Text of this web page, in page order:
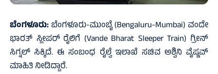
ಬೆಂಗಳೂರು:ಬೆಂಗಳೂರು-ಮುಂಬೈ (Bengaluru-Mumbai) ವಂದೇ
ಭಾರತ್‌ ಸ್ಲೀಪರ್‌ ರೈಲಿಗೆ (Vande Bharat Sleeper Train) ಗ್ರೀನ್‌
ಸಿಗ್ನಲ್‌ ಸಿಕ್ಕಿದೆ. ಈ ಸಂಬಂಧ ರೈಲ್ವೆ ಇಲಾಖೆ ಸಚಿವ ಅಶ್ವಿನಿ ವೈಷ್ಣವ್‌
ಮಾಹಿತಿ ನೀಡಿದ್ದಾರೆ.